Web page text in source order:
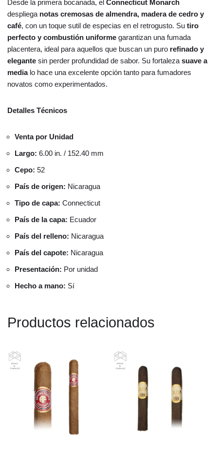
Desde la primera bocanada, el Connecticut Monarch
despliega notas cremosas de almendra, madera de cedro y
café, con un toque sutil de especias en el retrogusto. Su tiro
perfecto y combustión uniforme garantizan una fumada
placentera, ideal para aquellos que buscan un puro refinado y
elegante sin perder profundidad de sabor. Su fortaleza suave a
medialo hace una excelente opción tanto para fumadores
novatos como experimentados.
Detalles Técnicos
Venta por Unidad
Largo: 6.00 in. / 152.40 mm
Cepo: 52
País de origen: Nicaragua
Tipo de capa: Connecticut
País de la capa: Ecuador
País del relleno: Nicaragua
País del capote: Nicaragua
Presentación: Por unidad
Hecho a mano: Sí
Productos relacionados